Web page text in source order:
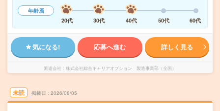
年齢層
20代
30代 40代 50代 60代
気になる! 応募へ進む 詳しく見る
派遣会社 株式会社綜合キャリアオプション 製造事業部（全国）
未読 掲載日 2026/08/05